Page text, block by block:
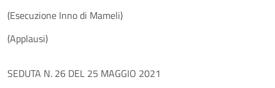
(Esecuzione Inno di Mameli)
(Applausi)
SEDUTA N. 26 DEL 25 MAGGIO 2021